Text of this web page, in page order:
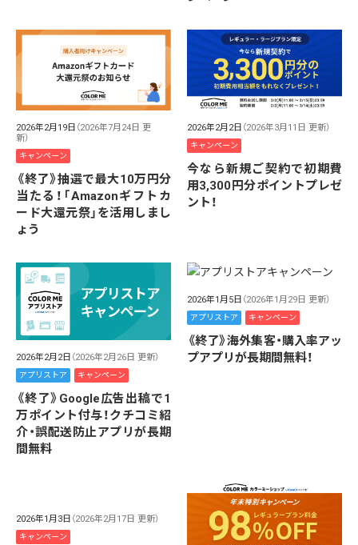
2026年2月19日 （2026年7月24日 更
新）
キャンペーン
《終了》抽選で最大10万円分
当たる！「Amazonギフトカ
ード大還元祭」を活用しまし
ょう
2026年2月2日 （2026年3月11日 更新）
キャンペーン
今なら新規ご契約で初期費
用3,300円分ポイントプレゼ
ント！
2026年2月2日 （2026年2月26日 更新）
アプリストア キャンペーン
《終了》Google広告出稿で1
万ポイント付与！クチコミ紹
介・誤配送防止アプリが長期
間無料
2026年1月5日 （2026年1月29日 更新）
アプリストア キャンペーン
《終了》海外集客・購入率アッ
プアプリが長期間無料！
2026年1月3日 （2026年2月17日 更新）
キャンペーン